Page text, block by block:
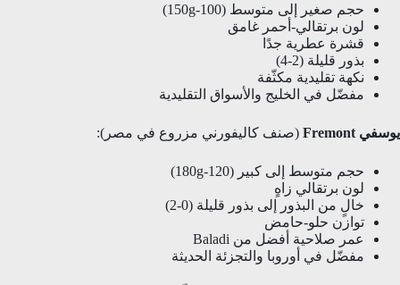
حجم صغير إلى متوسط (100-150g)
لون برتقالي-أحمر غامق
قشرة عطرية جدًا
بذور قليلة (2-4)
نكهة تقليدية مكثّفة
مفضّل في الخليج والأسواق التقليدية
يوسفي Fremont (صنف كاليفورني مزروع في مصر):
حجم متوسط إلى كبير (120-180g)
لون برتقالي زاهٍ
خالٍ من البذور إلى بذور قليلة (0-2)
توازن حلو-حامض
عمر صلاحية أفضل من Baladi
مفضّل في أوروبا والتجزئة الحديثة